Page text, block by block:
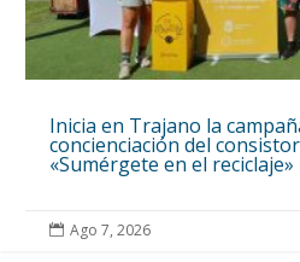
Inicia en Trajano la
concienciación del
«Sumérgete en el reciclaje»
 Ago 7, 2026